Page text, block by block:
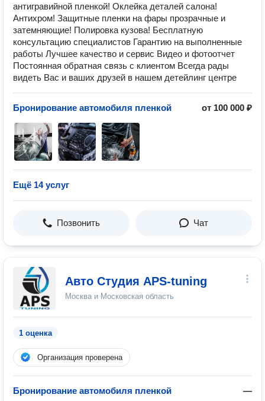
антигравийной пленкой! Оклейка деталей салона!
Антихром! Защитные пленки на фары прозрачные и
затемняющие! Полировка кузова! Бесплатную
консультацию специалистов Гарантию на выполненные
работы Лучшее качество и сервис Видео и фотоотчет
Постоянная обратная связь с клиентом Всегда рады
видеть Вас и ваших друзей в нашем детейлинг центре
Бронирование автомобиля пленкой от 100 000 ₽
Ещё 14 услуг
Позвонить Чат
Авто Студия APS-tuning
Москва и Московская область
1 оценка
Организация проверена
Бронирование автомобиля пленкой —